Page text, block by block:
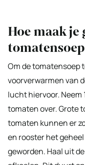
Hoe maak
tomatensoep
Om de tomatensoep
voorverwarmen van
lucht hiervoor. Neem
tomaten over. Grote
tomaten kunnen er
en rooster het
geworden. Haal uit